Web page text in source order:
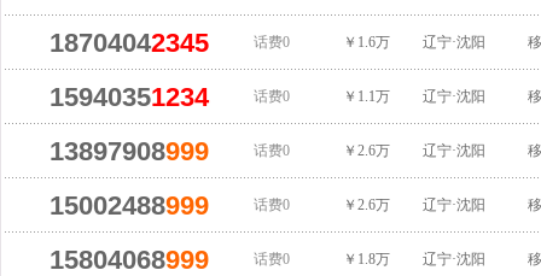
18704042345 话费0 ￥1.6万 辽宁·沈阳
15940351234 话费0 ￥1.1万 辽宁·沈阳
13897908999 话费0 ￥2.6万 辽宁·沈阳
15002488999 话费0 ￥2.6万 辽宁·沈阳
15804068999 话费0 ￥1.8万 辽宁·沈阳